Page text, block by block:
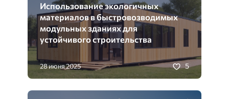
Использование экологичных
материалов в быстровозводимых
модульных зданиях для
устойчивого строительства
28 июня 2025 5